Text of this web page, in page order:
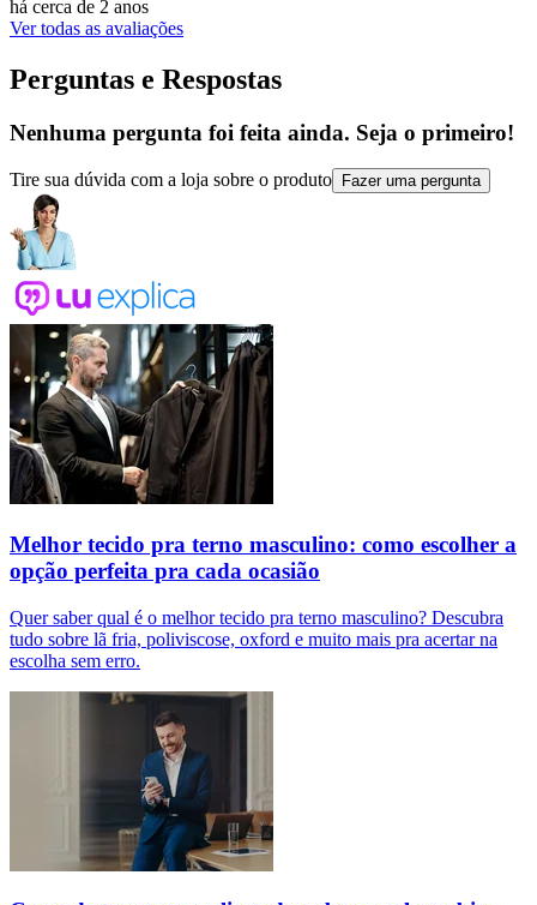
há cerca de 2 anos
Ver todas as avaliações
Perguntas e Respostas
Nenhuma pergunta foi feita ainda. Seja o primeiro!
Tire sua dúvida com a loja sobre o produto Fazer uma pergunta
Melhor tecido pra terno masculino: como escolher a
opção perfeita pra cada ocasião
Quer saber qual é o melhor tecido pra terno masculino? Descubra
tudo sobre lã fria, poliviscose, oxford e muito mais pra acertar na
escolha sem erro.